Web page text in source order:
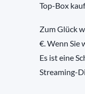
Top-Box
Zum Glück
€. Wenn Sie
Es ist eine
Streaming-